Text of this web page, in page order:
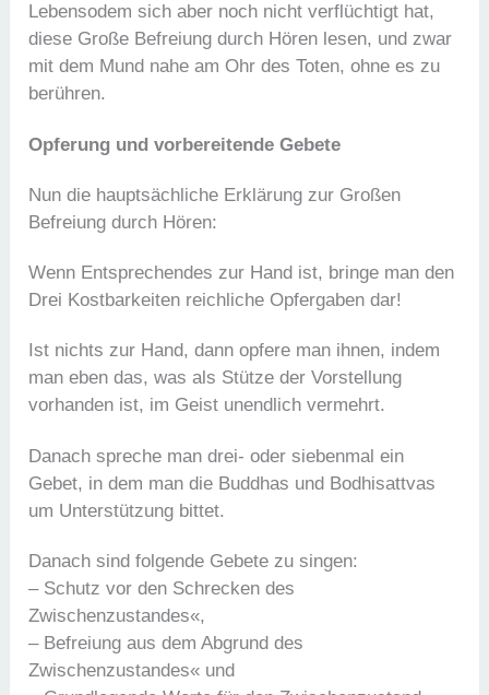
Lebensodem sich aber noch nicht verflüchtigt hat,
diese Große Befreiung durch Hören lesen, und zwar
mit dem Mund nahe am Ohr des Toten, ohne es zu
berühren.
Opferung und vorbereitende Gebete
Nun die hauptsächliche Erklärung zur Großen
Befreiung durch Hören:
Wenn Entsprechendes zur Hand ist, bringe man den
Drei Kostbarkeiten reichliche Opfergaben dar!
Ist nichts zur Hand, dann opfere man ihnen, indem
man eben das, was als Stütze der Vorstellung
vorhanden ist, im Geist unendlich vermehrt.
Danach spreche man drei- oder siebenmal ein
Gebet, in dem man die Buddhas und Bodhisattvas
um Unterstützung bittet.
Danach sind folgende Gebete zu singen:
– Schutz vor den Schrecken des
Zwischenzustandes«,
– Befreiung aus dem Abgrund des
Zwischenzustandes« und